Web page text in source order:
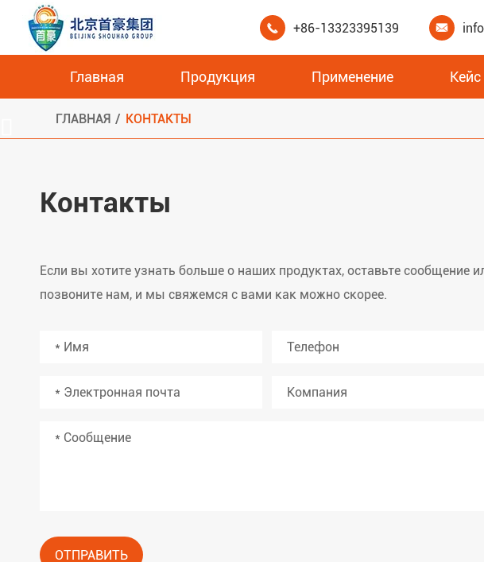
 +86-13323395139 
Главная Продукция Применение Кейс
ГЛАВНАЯ КОНТАКТЫ
Контакты
Если вы хотите узнать больше о наших продуктах, оставьте сообщение
позвоните нам, и мы свяжемся с вами как можно скорее.